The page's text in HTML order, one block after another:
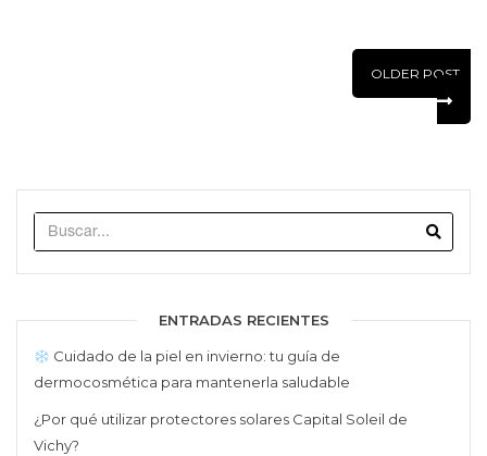
OLDER POST
Search
ENTRADAS RECIENTES
Cuidado de la piel en invierno: tu guía de
dermocosmética para mantenerla saludable
¿Por qué utilizar protectores solares Capital Soleil de
Vichy?